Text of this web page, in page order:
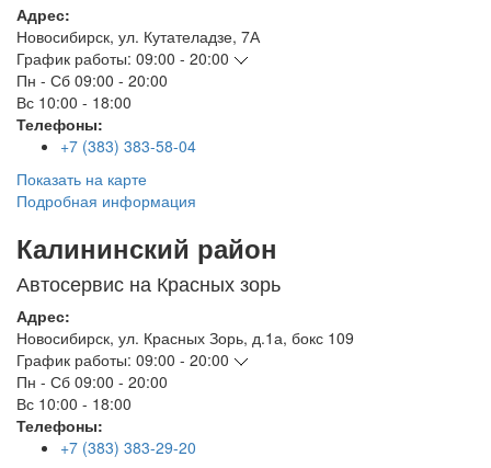
Адрес:
Новосибирск, ул. Кутателадзе, 7А
График работы: 09:00 - 20:00
Пн - Сб 09:00 - 20:00
Вс 10:00 - 18:00
Телефоны:
+7 (383) 383-58-04
Показать на карте
Подробная информация
Калининский район
Автосервис на Красных зорь
Адрес:
Новосибирск, ул. Красных Зорь, д.1а, бокс 109
График работы: 09:00 - 20:00
Пн - Сб 09:00 - 20:00
Вс 10:00 - 18:00
Телефоны:
+7 (383) 383-29-20